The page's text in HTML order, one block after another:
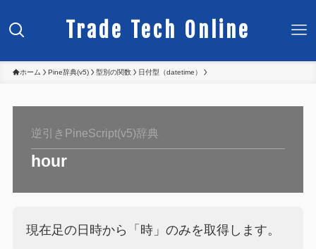
Trade Tech Online
ホーム Pine辞典(v5) 型別の関数 日付型（datetime）
逆引きPineScript(v5)辞典
hour
現在足の日時から「時」のみを取得します。